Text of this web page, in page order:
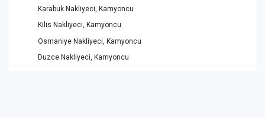
Karabuk Nakliyeci, Kamyoncu
Kilis Nakliyeci, Kamyoncu
Osmaniye Nakliyeci, Kamyoncu
Duzce Nakliyeci, Kamyoncu